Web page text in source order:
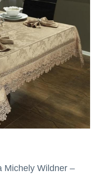
Michely Wildner –